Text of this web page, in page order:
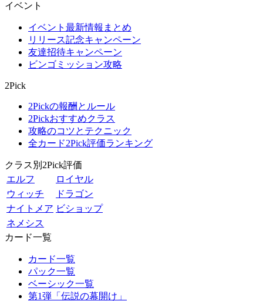
イベント
イベント最新情報まとめ
リリース記念キャンペーン
友達招待キャンペーン
ビンゴミッション攻略
2Pick
2Pickの報酬とルール
2Pickおすすめクラス
攻略のコツとテクニック
全カード2Pick評価ランキング
クラス別2Pick評価
エルフ
ロイヤル
ウィッチ
ドラゴン
ナイトメア ビショップ
ネメシス
カード一覧
カード一覧
パック一覧
ベーシック一覧
第1弾「伝説の幕開け」